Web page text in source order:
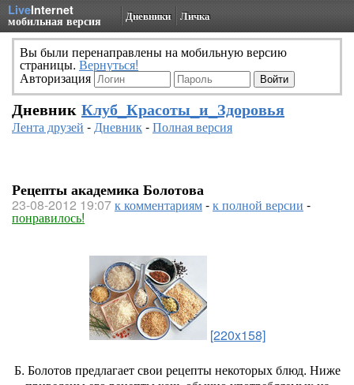
LiveInternet
мобильная версия Дневники Личка
Вы были перенаправлены на мобильную версию
страницы. Вернуться!
Авторизация
Дневник Клуб_Красоты_и_Здоровья
Лента друзей -Дневник-Полная версия
Рецепты академика Болотова
23-08-2012 19:07к комментариям-к полной версии -
понравилось!
[220x158]
Б. Болотов предлагает свои рецепты некоторых блюд. Ниже